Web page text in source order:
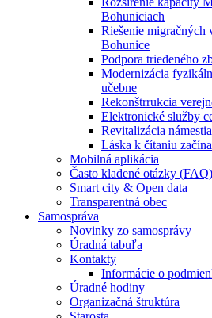
Bohuniciach
Riešenie migračných
Bohunice
Podpora triedeného
Modernizácia
učebne
Rekonštrrukcia
Elektronické služby
Revitalizácia
Láska k čítaniu
Mobilná aplikácia
Často kladené otázky (FAQ)
Smart city & Open data
Transparentná obec
Samospráva
Novinky zo samosprávy
Úradná tabuľa
Kontakty
Informácie o
Úradné hodiny
Organizačná štruktúra